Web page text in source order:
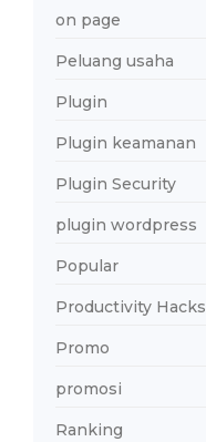
on page
Peluang usaha
Plugin
Plugin keamanan
Plugin Security
plugin wordpress
Popular
Productivity Hacks
Promo
promosi
Ranking